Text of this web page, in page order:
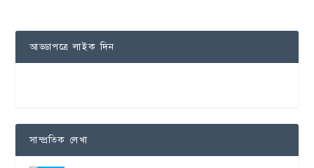
আড্ডাপত্রে লাইক দিন
সাম্প্রতিক লেখা